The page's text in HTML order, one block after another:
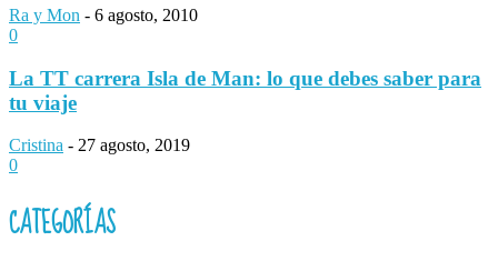
Ra y Mon - 6 agosto, 2010
0
La TT carrera Isla de Man: lo que debes saber para
tu viaje
Cristina - 27 agosto, 2019
0
CATEGORÍAS